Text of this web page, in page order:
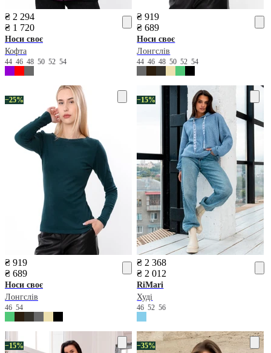
₴ 2 294
₴ 1 720
Носи своє
Кофта
44 46 48 50 52 54
₴ 919
₴ 689
Носи своє
Лонгслів
444648505254
−25%
₴ 919
₴ 689
Носи своє
Лонгслів
46 54
−15%
₴ 2 368
₴ 2 012
RiMari
Худі
465256
−15% −35%